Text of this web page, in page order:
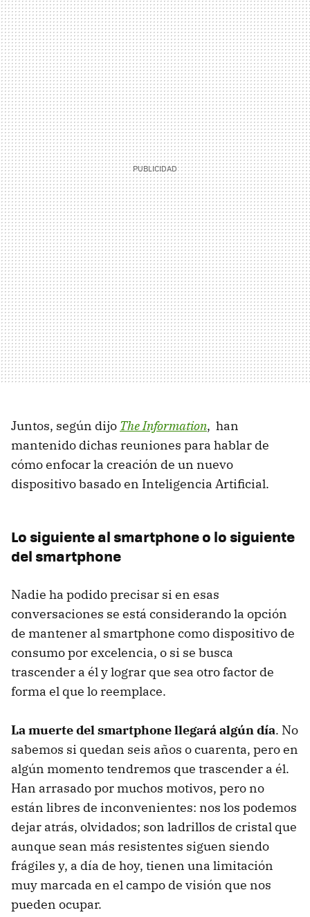
Juntos, según dijo The Information, han
mantenido dichas reuniones para hablar de
cómo enfocar la creación de un nuevo
dispositivo basado en Inteligencia Artificial.
Lo siguiente al smartphone o lo siguiente
del smartphone
Nadie ha podido precisar si en esas
conversaciones se está considerando la opción
de mantener al smartphone como dispositivo de
consumo por excelencia, o si se busca
trascender a él y lograr que sea otro factor de
forma el que lo reemplace.
La muerte del smartphone llegará algún día. No
sabemos si quedan seis años o cuarenta, pero en
algún momento tendremos que trascender a él.
Han arrasado por muchos motivos, pero no
están libres de inconvenientes: nos los podemos
dejar atrás, olvidados; son ladrillos de cristal que
aunque sean más resistentes siguen siendo
frágiles y, a día de hoy, tienen una limitación
muy marcada en el campo de visión que nos
pueden ocupar.